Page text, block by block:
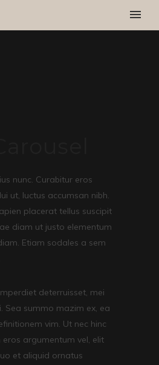
nunc. Curabitur eros
ut, luctus accumsan nibh.
placerat tellus suscipit
diam ut justo elementum
Etiam sodales a sem
deterruisset, mei
Sea summo mazim ex, ea
vim. Ut nec hinc
argumentum vel, elit
et aliquid ornatus